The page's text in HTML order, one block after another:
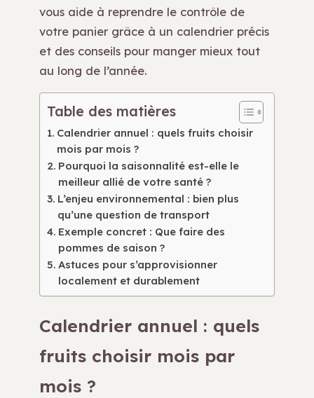
vous aide à reprendre le contrôle de
votre panier grâce à un calendrier précis
et des conseils pour manger mieux tout
au long de l’année.
Table des matières
Calendrier annuel : quels fruits choisir
mois par mois ?
Pourquoi la saisonnalité est-elle le
meilleur allié de votre santé ?
L’enjeu environnemental : bien plus
qu’une question de transport
Exemple concret : Que faire des
pommes de saison ?
Astuces pour s’approvisionner
localement et durablement
Calendrier annuel : quels
fruits choisir mois par
mois ?